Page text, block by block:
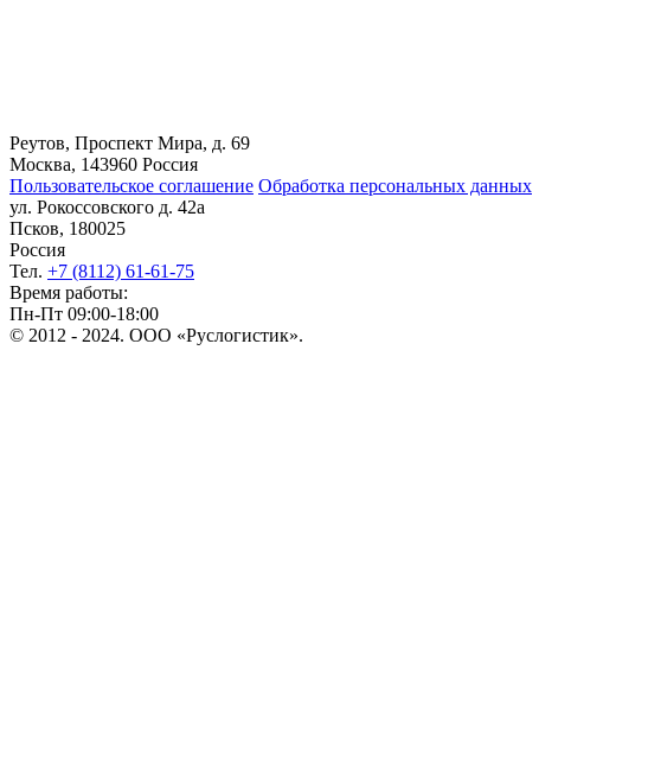
Реутов, Проспект Мира, д. 69
Москва, 143960 Россия
Пользовательское соглашение Обработка персональных данных
ул. Рокоссовского д. 42а
Псков, 180025
Россия
Тел. +7 (8112) 61-61-75
Время работы:
Пн-Пт 09:00-18:00
© 2012 - 2024. ООО «Руслогистик».